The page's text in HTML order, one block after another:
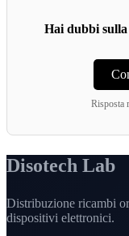
Hai dubbi
Risposta
Disotech Lab
Distribuzione ricambi
dispositivi elettronici.